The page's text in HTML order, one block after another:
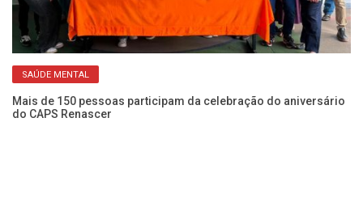
SAÚDE MENTAL
Mais de 150 pessoas participam da celebração do aniversário
do CAPS Renascer